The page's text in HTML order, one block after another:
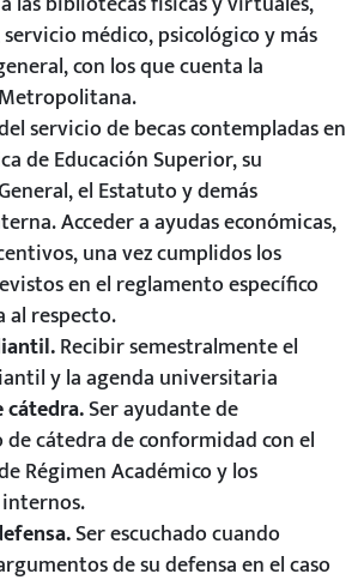
médico, psicológico y más
con los que cuenta la
servicio de becas contempladas en
de Educación Superior, su
el Estatuto y demás
Acceder a ayudas económicas,
una vez cumplidos los
en el reglamento específico
al respecto.
Recibir semestralmente el
y la agenda universitaria
cátedra.Ser ayudante de
cátedra de conformidad con el
Régimen Académico y los
Ser escuchado cuando
de su defensa en el caso